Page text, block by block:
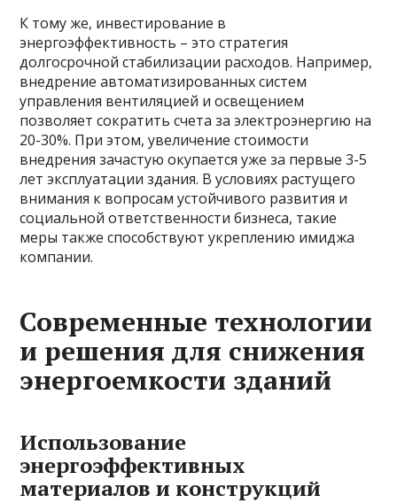
К тому же, инвестирование в
энергоэффективность – это стратегия
долгосрочной стабилизации расходов. Например,
внедрение автоматизированных систем
управления вентиляцией и освещением
позволяет сократить счета за электроэнергию на
20-30%. При этом, увеличение стоимости
внедрения зачастую окупается уже за первые 3-5
лет эксплуатации здания. В условиях растущего
внимания к вопросам устойчивого развития и
социальной ответственности бизнеса, такие
меры также способствуют укреплению имиджа
компании.
Современные технологии
и решения для снижения
энергоемкости зданий
Использование
энергоэффективных
материалов и конструкций